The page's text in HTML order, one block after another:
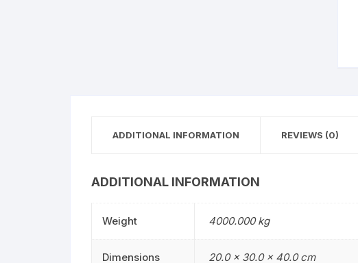
ADDITIONAL INFORMATION REVIEWS (0)
ADDITIONAL INFORMATION
Weight 4000.000 kg
Dimensions 20.0 × 30.0 × 40.0 cm